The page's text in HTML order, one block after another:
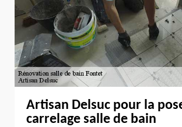
Artisan Delsuc pour la
carrelage salle de bain